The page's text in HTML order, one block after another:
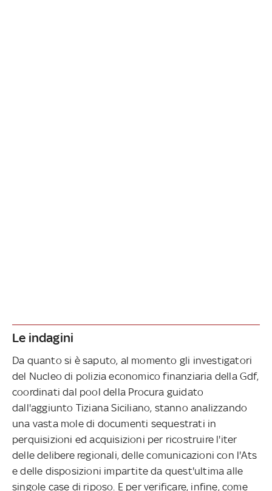
Le indagini
Da quanto si è saputo, al momento gli investigatori
del Nucleo di polizia economico finanziaria della Gdf,
coordinati dal pool della Procura guidato
dall'aggiunto Tiziana Siciliano, stanno analizzando
una vasta mole di documenti sequestrati in
perquisizioni ed acquisizioni per ricostruire l'iter
delle delibere regionali, delle comunicazioni con l'Ats
e delle disposizioni impartite da quest'ultima alle
singole case di riposo. E per verificare, infine, come